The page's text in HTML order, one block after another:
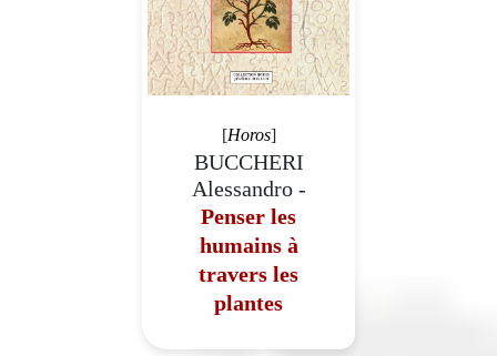
[Horos]
BUCCHERI
Alessandro -
Penser les
humains à
travers les
plantes